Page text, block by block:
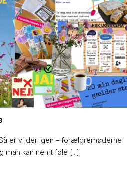
er vi der igen – forældremøderne
man kan nemt føle [...]